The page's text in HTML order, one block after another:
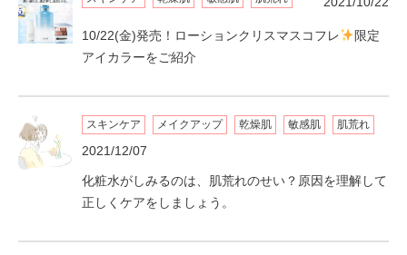
10/22(金)発売！ローションクリスマスコフレ
限定
アイカラーをご紹介
スキンケア メイクアップ 乾燥肌 敏感肌 肌荒れ
2021/12/07
化粧水がしみるのは、肌荒れのせい？原因を理解して
正しくケアをしましょう。